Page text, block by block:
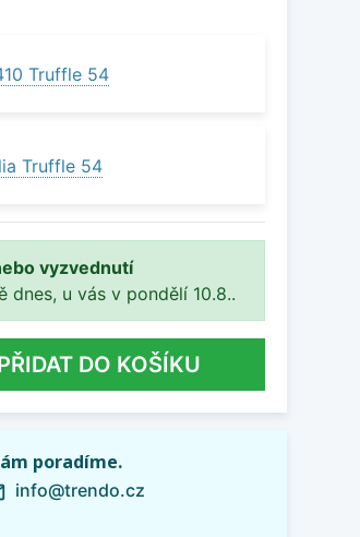
Truffle 54
Truffle 54
vyzvednutí
dnes, u vás v pondělí 10.8..
DO KOŠÍKU
poradíme.
info@trendo.cz